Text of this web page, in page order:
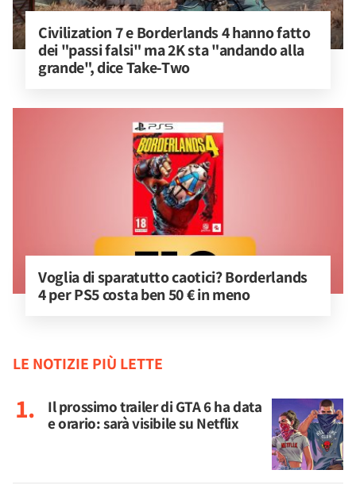
Civilization 7 e Borderlands 4 hanno fatto
dei "passi falsi" ma 2K sta "andando alla
grande", dice Take-Two
Voglia di sparatutto caotici? Borderlands
4 per PS5 costa ben 50 € in meno
LE NOTIZIE PIÙ LETTE
Il prossimo trailer di GTA 6 ha data
e orario: sarà visibile su Netflix